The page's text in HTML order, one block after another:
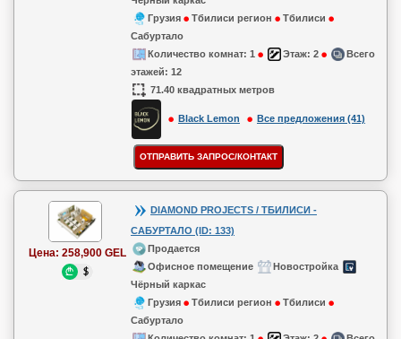
Грузия
Тбилиси регион
Тбилиси
Сабуртало
Количество комнат: 1 Этаж: 2
Всего
этажей: 12
71.40 квадратных метров
Black Lemon Все предложения (41)
Цена: 258,900 GEL
DIAMOND PROJECTS / ТБИЛИСИ -
САБУРТАЛО (ID: 133)
Продается
Офисное помещение
Новостройка
Чёрный каркас
Грузия
Тбилиси регион
Тбилиси
Сабуртало